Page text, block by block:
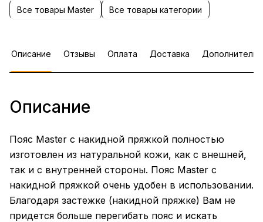
Все товары Master Все товары категории
Описание Отзывы Оплата Доставка
Описание
Пояс Master с накидной пряжкой полностью
изготовлен из натуральной кожи, как с внешней,
так и с внутренней стороны. Пояс Master с
накидной пряжкой очень удобен в использовании.
Благодаря застежке (накидной пряжке) Вам не
придется больше перегибать пояс и искать